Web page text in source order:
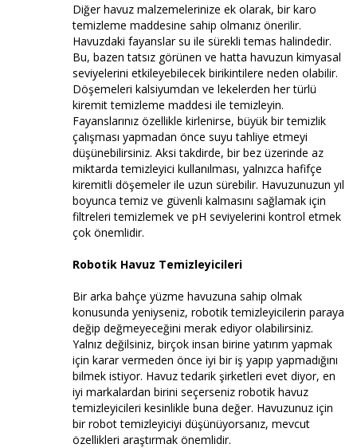
Diğer havuz malzemelerinize ek olarak, bir karo
temizleme maddesine sahip olmanız önerilir.
Havuzdaki fayanslar su ile sürekli temas halindedir.
Bu, bazen tatsız görünen ve hatta havuzun kimyasal
seviyelerini etkileyebilecek birikintilere neden olabilir.
Döşemeleri kalsiyumdan ve lekelerden her türlü
kiremit temizleme maddesi ile temizleyin.
Fayanslarınız özellikle kirlenirse, büyük bir temizlik
çalışması yapmadan önce suyu tahliye etmeyi
düşünebilirsiniz. Aksi takdirde, bir bez üzerinde az
miktarda temizleyici kullanılması, yalnızca hafifçe
kiremitli döşemeler ile uzun sürebilir. Havuzunuzun yıl
boyunca temiz ve güvenli kalmasını sağlamak için
filtreleri temizlemek ve pH seviyelerini kontrol etmek
çok önemlidir.
Robotik Havuz Temizleyicileri
Bir arka bahçe yüzme havuzuna sahip olmak
konusunda yeniyseniz, robotik temizleyicilerin paraya
değip değmeyeceğini merak ediyor olabilirsiniz.
Yalnız değilsiniz, birçok insan birine yatırım yapmak
için karar vermeden önce iyi bir iş yapıp yapmadığını
bilmek istiyor. Havuz tedarik şirketleri evet diyor, en
iyi markalardan birini seçerseniz robotik havuz
temizleyicileri kesinlikle buna değer. Havuzunuz için
bir robot temizleyiciyi düşünüyorsanız, mevcut
özellikleri araştırmak önemlidir.